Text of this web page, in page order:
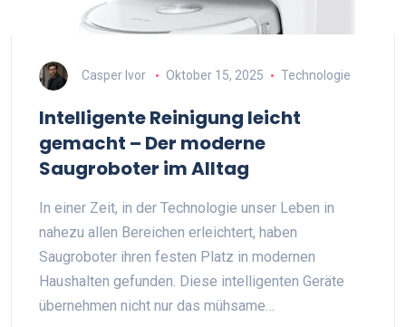
Casper Ivor Oktober 15, 2025 Technologie
Intelligente Reinigung leicht
gemacht – Der moderne
Saugroboter im Alltag
In einer Zeit, in der Technologie unser Leben in
nahezu allen Bereichen erleichtert, haben
Saugroboter ihren festen Platz in modernen
Haushalten gefunden. Diese intelligenten Geräte
übernehmen nicht nur das mühsame…